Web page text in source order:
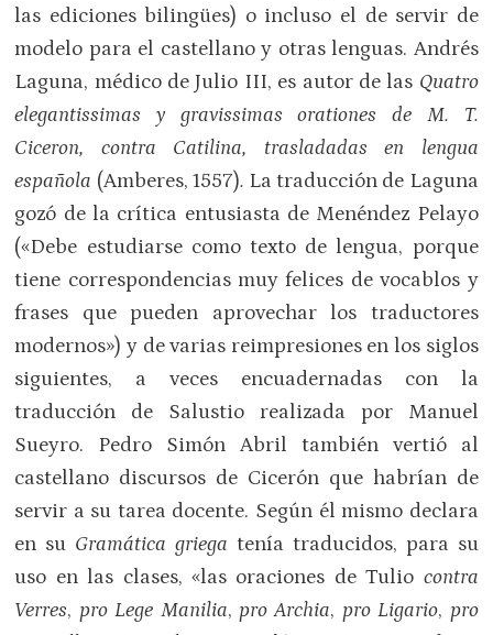
las ediciones bilingües) o incluso el de servir de
modelo para el castellano y otras lenguas. Andrés
Laguna, médico de Julio III, es autor de las Quatro
elegantissimas y gravissimas orationes de M. T.
Ciceron, contra Catilina, trasladadas en lengua
española (Amberes, 1557). La traducción de Laguna
gozó de la crítica entusiasta de Menéndez Pelayo
(«Debe estudiarse como texto de lengua, porque
tiene correspondencias muy felices de vocablos y
frases que pueden aprovechar los traductores
modernos») y de varias reimpresiones en los siglos
siguientes, a veces encuadernadas con la
traducción de Salustio realizada por Manuel
Sueyro. Pedro Simón Abril también vertió al
castellano discursos de Cicerón que habrían de
servir a su tarea docente. Según él mismo declara
en su Gramática griega tenía traducidos, para su
uso en las clases, «las oraciones de Tulio contra
Verres, pro Lege Manilia, pro Archia, pro Ligario, pro